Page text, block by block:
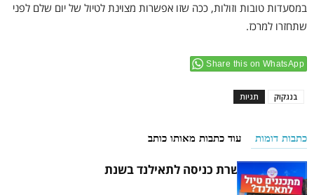
במסעדות טובות וזולות, ככה שזו אפשרות מצוינת לטיול של יום שלם לפני
שתחזרו למרכז.
Share this on WhatsApp
תגיות בנגקוק
כתבות דומות עוד כתבות מאותו כותב
איך להוציא אשרת כניסה לתאילנד בשנת
2021